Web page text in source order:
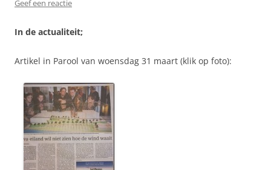
Geef een reactie
In de actualiteit;
Artikel in Parool van woensdag 31 maart (klik op foto):